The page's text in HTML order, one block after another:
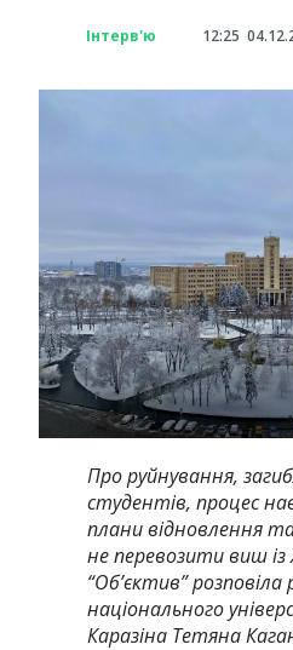
Інтерв'ю 12:25
Про руйнування,
студентів, процес
плани відновлення
не перевозити виш
“Об’єктив”
національного
Каразіна Тетяна